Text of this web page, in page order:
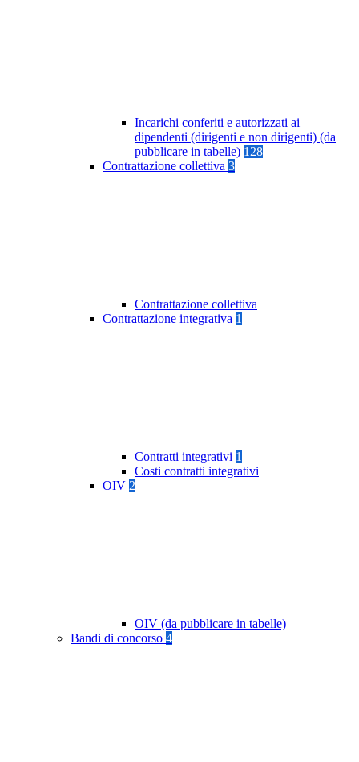
Incarichi conferiti e autorizzati ai
dipendenti (dirigenti e non dirigenti) (da
pubblicare in tabelle) 128
Contrattazione collettiva 3
Contrattazione collettiva
Contrattazione integrativa 1
Contratti integrativi 1
Costi contratti integrativi
OIV 2
OIV (da pubblicare in tabelle)
Bandi di concorso 4